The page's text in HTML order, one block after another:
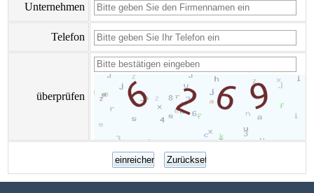
Unternehmen
Telefon
überprüfen